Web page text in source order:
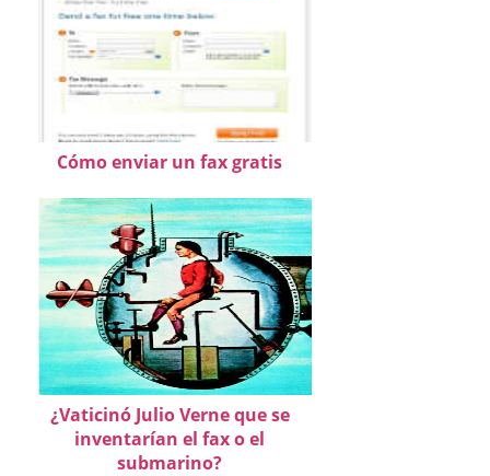
Cómo enviar un fax gratis
¿Vaticinó Julio Verne que se
inventarían el fax o el
submarino?